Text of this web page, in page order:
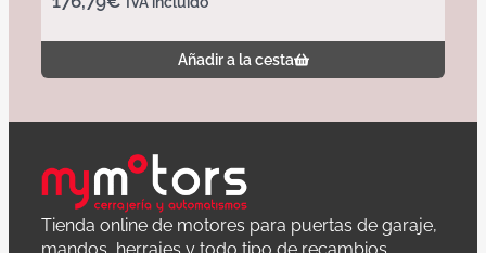
Añadir a la cesta
Tienda online de motores para puertas de garaje,